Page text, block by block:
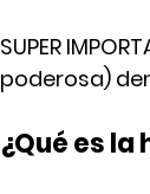
SUPER
poderosa)
¿Qué es